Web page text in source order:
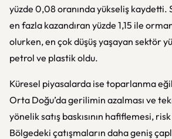
yüzde 0,08 oranında yükseliş kaydetti.
en fazla kazandıran yüzde 1,15 ile
olurken, en çok düşüş yaşayan sektör
petrol ve plastik oldu.
Küresel piyasalarda ise toparlanma
Orta Doğu’da gerilimin azalması ve
yönelik satış baskısının hafiflemesi,
Bölgedeki çatışmaların daha geniş